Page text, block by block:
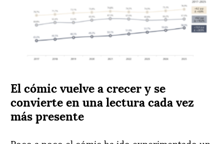
El cómic vuelve a crecer y se
convierte en una lectura cada vez
más presente